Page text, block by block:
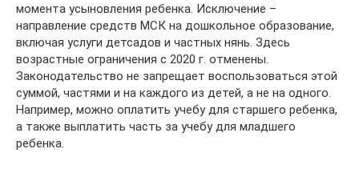
момента усыновления ребенка. Исключение –
направление средств МСК на дошкольное образование,
включая услуги детсадов и частных нянь. Здесь
возрастные ограничения с 2020 г. отменены.
Законодательство не запрещает воспользоваться этой
суммой, частями и на каждого из детей, а не на одного.
Например, можно оплатить учебу для старшего ребенка,
а также выплатить часть за учебу для младшего
ребенка.